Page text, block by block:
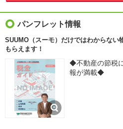
パンフレット情報
SUUMO（スーモ）だけではわからない
もらえます！
◆不動産の節税
報が満載◆